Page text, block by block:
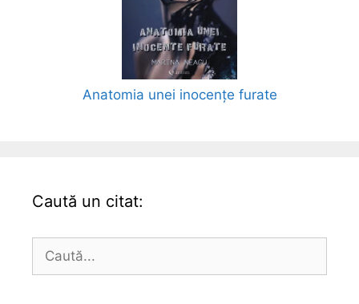
Anatomia unei inocențe furate
Caută un citat:
Caută